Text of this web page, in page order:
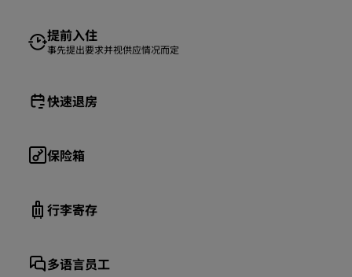
提前入住
事先提出要求并视供应情况而定
快速退房
保险箱
行李寄存
多语言员工